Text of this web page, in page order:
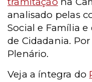
analisado pelas
Social e Família
de Cidadania.
Plenário.
Veja a íntegra do